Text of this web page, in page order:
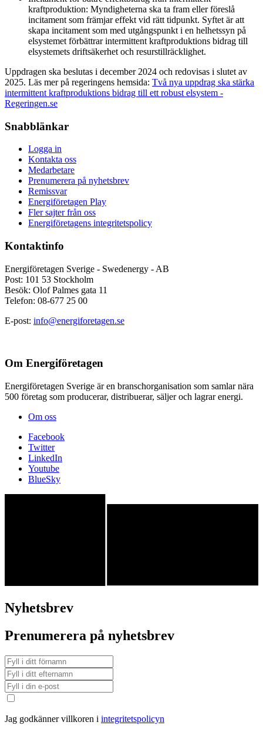
kraftproduktion: Myndigheterna ska ta fram eller föreslå
incitament som främjar effekt vid rätt tidpunkt. Syftet är att
skapa incitament som med utgångspunkt i en helhetssyn på
elsystemet förbättrar intermittent kraftproduktions bidrag till
elsystemets driftsäkerhet och resurstillräcklighet.
Uppdragen ska beslutas i december 2024 och redovisas i slutet av
2025. Läs mer på regeringens hemsida: Två nya uppdrag ska stärka
intermittent kraftproduktions bidrag till ett robust elsystem -
Regeringen.se
Snabblänkar
Logga in
Kontakta oss
Medarbetare
Prenumerera på nyhetsbrev
Remissvar
Energiföretagen Play
Fler sajter från oss
Energiföretagens integritetspolicy
Kontaktinfo
Energiföretagen Sverige - Swedenergy - AB
Post: 101 53 Stockholm
Besök: Olof Palmes gata 11
Telefon: 08-677 25 00
E-post: info@energiforetagen.se
Om Energiföretagen
Energiföretagen Sverige är en branschorganisation som samlar nära
500 företag som producerar, distribuerar, säljer och lagrar energi.
Om oss
Facebook
Twitter
LinkedIn
Youtube
BlueSky
Nyhetsbrev
Prenumerera på nyhetsbrev
Jag godkänner villkoren i integritetspolicyn